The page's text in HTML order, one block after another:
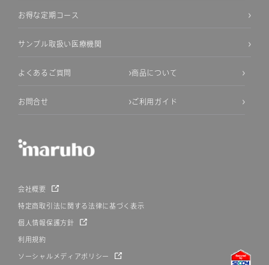
お得な定期コース
サンプル取扱い医療機関
よくあるご質問 商品について
お問合せ ご利用ガイド
会社概要
特定商取引法に関する法律に基づく表示
個人情報保護方針
利用規約
ソーシャルメディアポリシー